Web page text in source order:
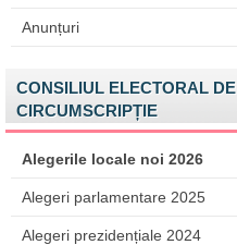
Anunțuri
CONSILIUL ELECTORAL DE
CIRCUMSCRIPȚIE
Alegerile locale noi 2026
Alegeri parlamentare 2025
Alegeri prezidențiale 2024